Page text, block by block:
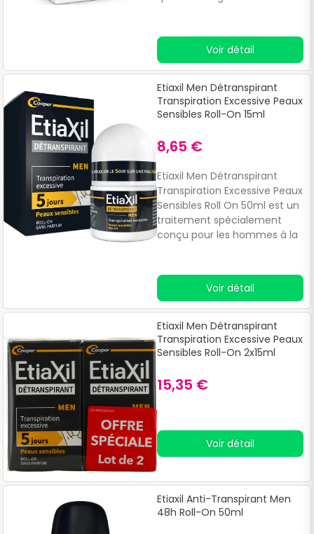
formulé à base de chlorure
d’aluminium permet de
freiner la production de
sueur, mettant au repos les
glandes sudoripares.
Voir détail
Etiaxil Men Détranspirant
Transpiration Excessive Peaux
Sensibles Roll-On 15ml
8,65 €
Etiaxil Men Détranspirant
Transpiration Excessive Peaux
Sensibles Roll On 50ml est un
traitement spécialement
conçu pour les hommes à la
sudoripares, il offre une
protection durant 5 jours.
Voir détail
Etiaxil Men Détranspirant
Transpiration Excessive Peaux
Sensibles Roll-On 2x15ml
15,35 €
Voir détail
Etiaxil Anti-Transpirant Men
48h Roll-On 50ml